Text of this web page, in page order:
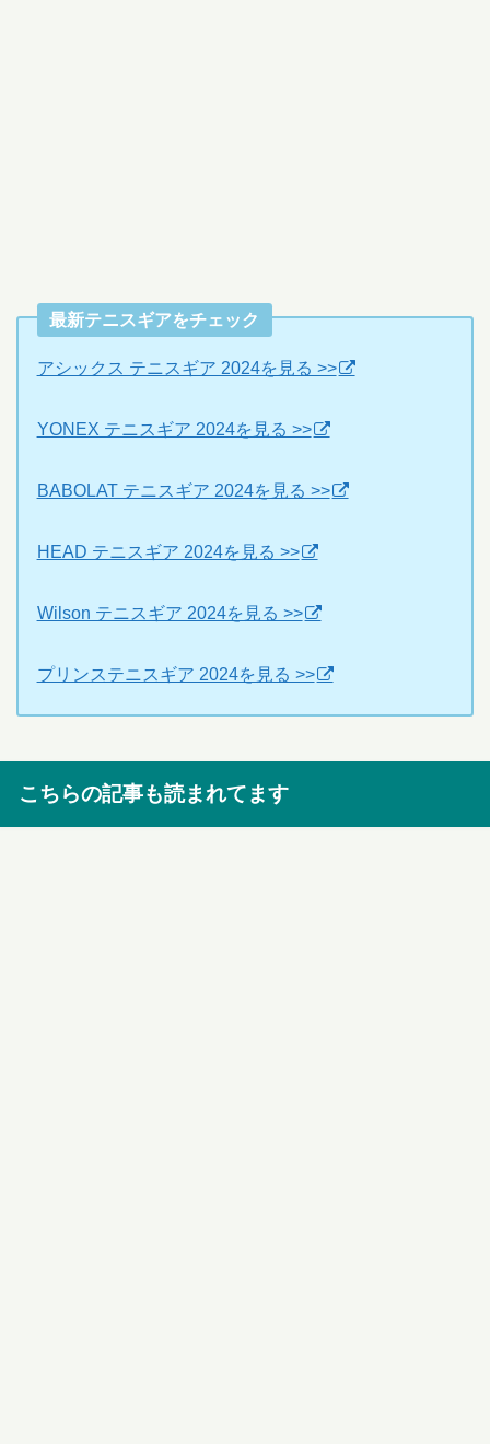
最新テニスギアをチェック
アシックス テニスギア 2024を見る >>
YONEX テニスギア 2024を見る >>
BABOLAT テニスギア 2024を見る >>
HEAD テニスギア 2024を見る >>
Wilson テニスギア 2024を見る >>
プリンステニスギア 2024を見る >>
こちらの記事も読まれてます